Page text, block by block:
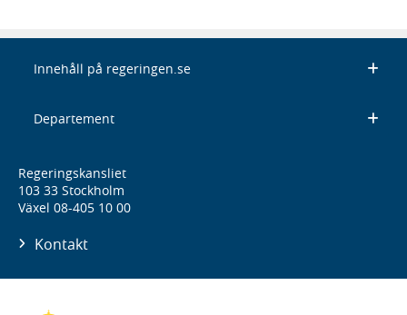
Innehåll på regeringen.se
Departement
Regeringskansliet
103 33 Stockholm
Växel 08-405 10 00
Kontakt